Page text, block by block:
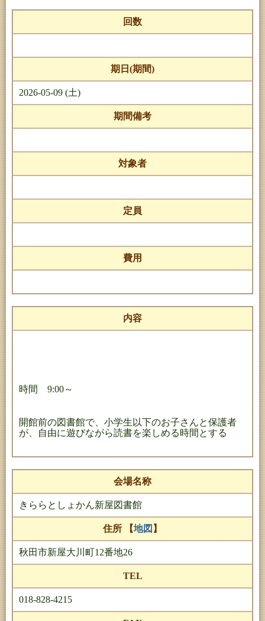
回数
期日(期間)
2026-05-09 (土)
期間備考
対象者
定員
費用
内容
時間 9:00～
開館前の図書館で、小学生以下のお子さんと保護者
が、自由に遊びながら読書を楽しめる時間とする
会場名称
きららとしょかん新屋図書館
住所 【地図 】
秋田市新屋大川町12番地26
TEL
018-828-4215